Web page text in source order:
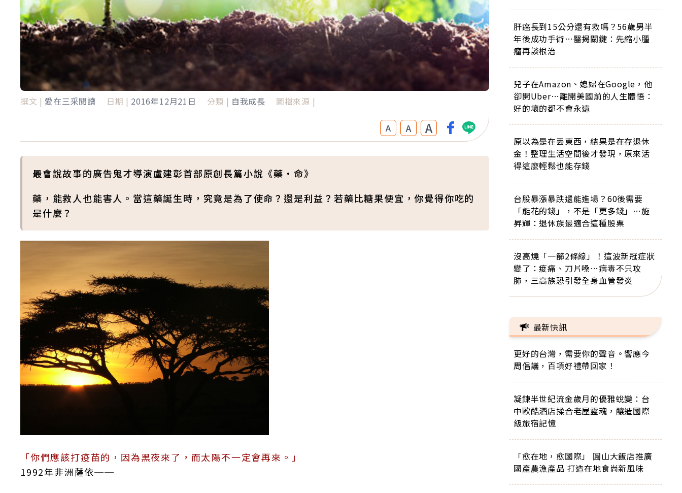
撰文 | 愛在三采閱讀 日期 | 2016年12月21日 分類 | 自我成長 圖檔來源 |
A A A
最會說故事的廣告鬼才導演盧建彰首部原創長篇小說《藥‧命》
藥，能救人也能害人。當這藥誕生時，究竟是為了使命？還是利益？若藥比糖果便宜，你覺得你吃的
是什麼？
「你們應該打疫苗的，因為黑夜來了，而太陽不一定會再來。」
1992年非洲薩依──
肝癌長到15公分還有救嗎？56歲男半
年後成功手術…醫揭關鍵：先縮小腫
瘤再談根治
兒子在Amazon、媳婦在Google，他
卻開Uber…離開美國前的人生體悟：
好的壞的都不會永遠
原以為是在丟東西，結果是在存退休
金！整理生活空間後才發現，原來活
得這麼輕鬆也能存錢
台股暴漲暴跌還能進場？60後需要
「能花的錢」，不是「更多錢」…施
昇輝：退休族最適合這種股票
沒高燒「一篩2條線」！這波新冠症狀
變了：痠痛、刀片嗓…病毒不只攻
肺，三高族恐引發全身血管發炎
最新快訊
更好的台灣，需要你的聲音。響應今
周倡議，百項好禮帶回家！
凝鍊半世紀流金歲月的優雅蛻變：台
中歐酷酒店揉合老屋靈魂，釀造國際
級旅宿記憶
「愈在地，愈國際」 圓山大飯店推廣
國產農漁產品 打造在地食尚新風味